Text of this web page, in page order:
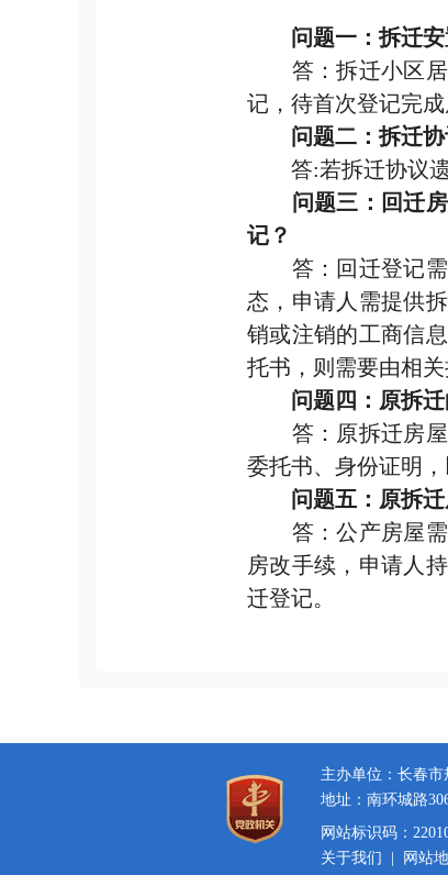
问题一：拆迁
答：拆迁小区居
记，待首次登记完
问题二：拆迁
答:若拆迁协议遗
问题三：回迁
记？
答：回迁登记需
态，申请人需提供
销或注销的工商信
托书，则需要由相
问题四：原拆
答：原拆迁房屋
委托书、身份证明
问题五：原拆
答：公产房屋需
房改手续，申请人
迁登记。
主办单位：长春
地址：南环城路
网站标识码：
关于我们
网站